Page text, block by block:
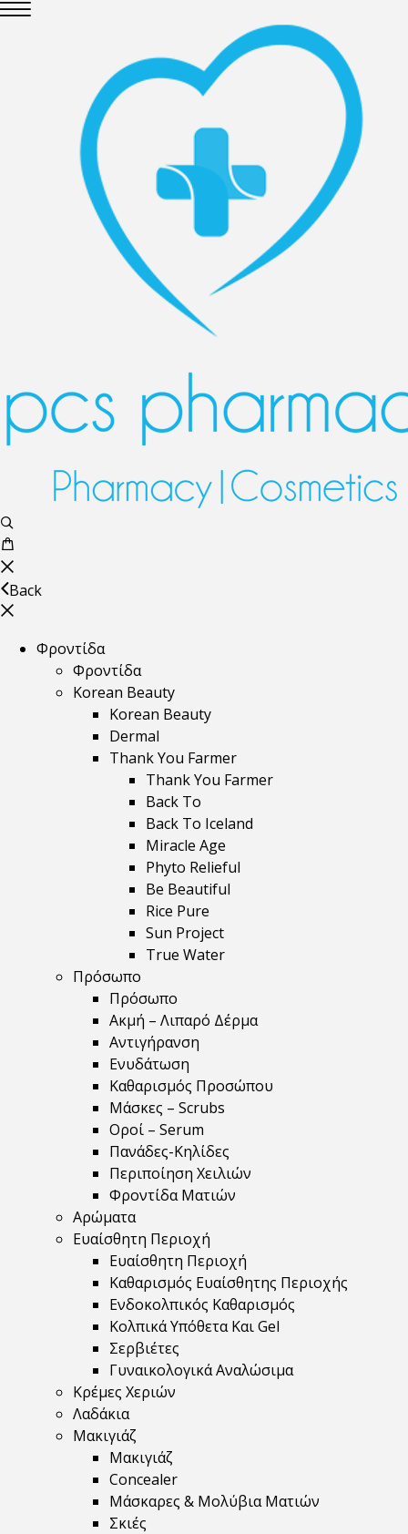
Back
Φροντίδα
Φροντίδα
Korean Beauty
Korean Beauty
Dermal
Thank You Farmer
Thank You Farmer
Back To
Back To Iceland
Miracle Age
Phyto Relieful
Be Beautiful
Rice Pure
Sun Project
True Water
Πρόσωπο
Πρόσωπο
Ακμή – Λιπαρό Δέρμα
Αντιγήρανση
Ενυδάτωση
Καθαρισμός Προσώπου
Μάσκες – Scrubs
Οροί – Serum
Πανάδες-Κηλίδες
Περιποίηση Χειλιών
Φροντίδα Ματιών
Αρώματα
Ευαίσθητη Περιοχή
Ευαίσθητη Περιοχή
Καθαρισμός Ευαίσθητης Περιοχής
Ενδοκολπικός Καθαρισμός
Κολπικά Υπόθετα Και Gel
Σερβιέτες
Γυναικολογικά Αναλώσιμα
Κρέμες Χεριών
Λαδάκια
Μακιγιάζ
Μακιγιάζ
Concealer
Μάσκαρες & Μολύβια Ματιών
Σκιές